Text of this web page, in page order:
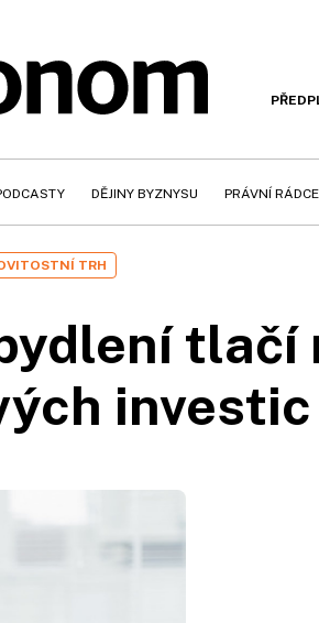
DĚJINY BYZNYSU PRÁVNÍ RÁDCE
TRH
tlačí
investic